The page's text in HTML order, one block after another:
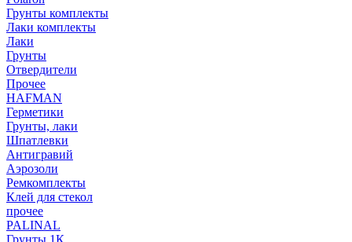
Грунты комплекты
Лаки комплекты
Лаки
Грунты
Отвердители
Прочее
HAFMAN
Герметики
Грунты, лаки
Шпатлевки
Антигравий
Аэрозоли
Ремкомплекты
Клей для стекол
прочее
PALINAL
Грунты 1К